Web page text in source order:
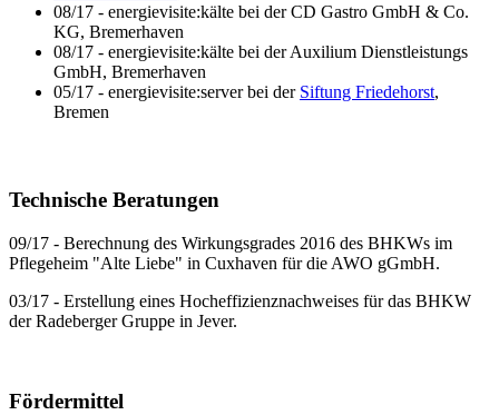
08/17 - energievisite:kälte bei der CD Gastro GmbH & Co.
KG, Bremerhaven
08/17 - energievisite:kälte bei der Auxilium Dienstleistungs
GmbH, Bremerhaven
05/17 - energievisite:server bei der Siftung Friedehorst,
Bremen
Technische Beratungen
09/17 - Berechnung des Wirkungsgrades 2016 des BHKWs im
Pflegeheim "Alte Liebe" in Cuxhaven für die AWO gGmbH.
03/17 - Erstellung eines Hocheffizienznachweises für das BHKW
der Radeberger Gruppe in Jever.
Fördermittel